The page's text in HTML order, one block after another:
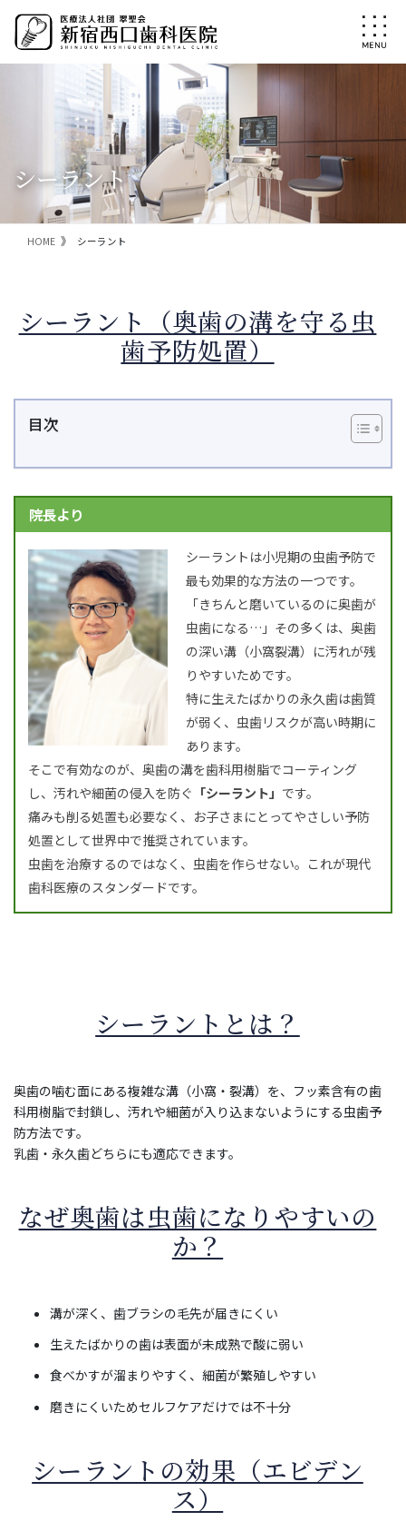
ン
ー
シーラント
HOME シーラント
シーラント（奥歯の溝を守る虫
歯予防処置）
目次
院長より
シーラントは小児期の虫歯予防で
最も効果的な方法の一つです。
「きちんと磨いているのに奥歯が
虫歯になる…」その多くは、奥歯
の深い溝（小窩裂溝）に汚れが残
りやすいためです。
特に生えたばかりの永久歯は歯質
が弱く、虫歯リスクが高い時期に
あります。
そこで有効なのが、奥歯の溝を歯科用樹脂でコーティング
し、汚れや細菌の侵入を防ぐ 「シーラント」 です。
痛みも削る処置も必要なく、お子さまにとってやさしい予防
処置として世界中で推奨されています。
虫歯を治療するのではなく、虫歯を作らせない。これが現代
歯科医療のスタンダードです。
シーラントとは？
奥歯の噛む面にある複雑な溝（小窩・裂溝）を、フッ素含有の歯
科用樹脂で封鎖し、汚れや細菌が入り込まないようにする虫歯予
防方法です。
乳歯・永久歯どちらにも適応できます。
なぜ奥歯は虫歯になりやすいの
か？
溝が深く、歯ブラシの毛先が届きにくい
生えたばかりの歯は表面が未成熟で酸に弱い
食べかすが溜まりやすく、細菌が繁殖しやすい
磨きにくいためセルフケアだけでは不十分
シーラントの効果（エビデン
ス）